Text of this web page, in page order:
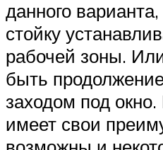
данного
стойку
рабочей зоны.
быть
заходом под
имеет свои